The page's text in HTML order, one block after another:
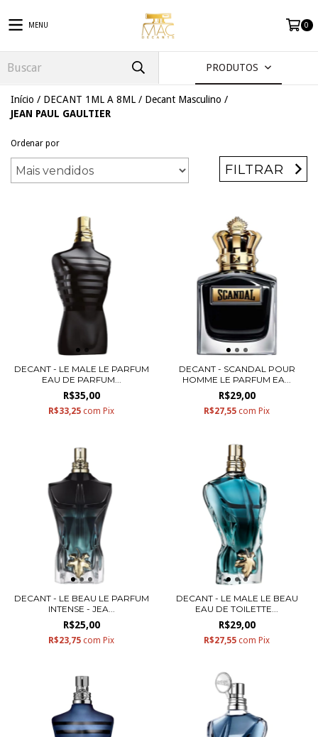
MENU 0
PRODUTOS
Início / DECANT 1ML A 8ML / Decant Masculino /
JEAN PAUL GAULTIER
Ordenar por
FILTRAR
DECANT - LE MALE LE PARFUM
EAU DE PARFUM...
R$35,00
R$33,25 com Pix
DECANT - SCANDAL POUR
HOMME LE PARFUM EA...
R$29,00
R$27,55 com Pix
DECANT - LE BEAU LE PARFUM
INTENSE - JEA...
R$25,00
R$23,75 com Pix
DECANT - LE MALE LE BEAU
EAU DE TOILETTE...
R$29,00
R$27,55 com Pix